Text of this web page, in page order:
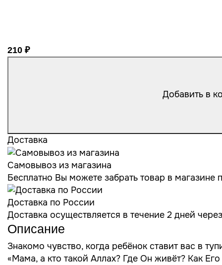
210 ₽
Добавить в
Доставка
Самовывоз из магазина
Бесплатно Вы можете забрать товар в
Доставка по России
Доставка осуществляется в течение 2 дней
Описание
Знакомо чувство, когда ребёнок ставит вас в
«Мама, а кто такой Аллах? Где Он живёт? Как